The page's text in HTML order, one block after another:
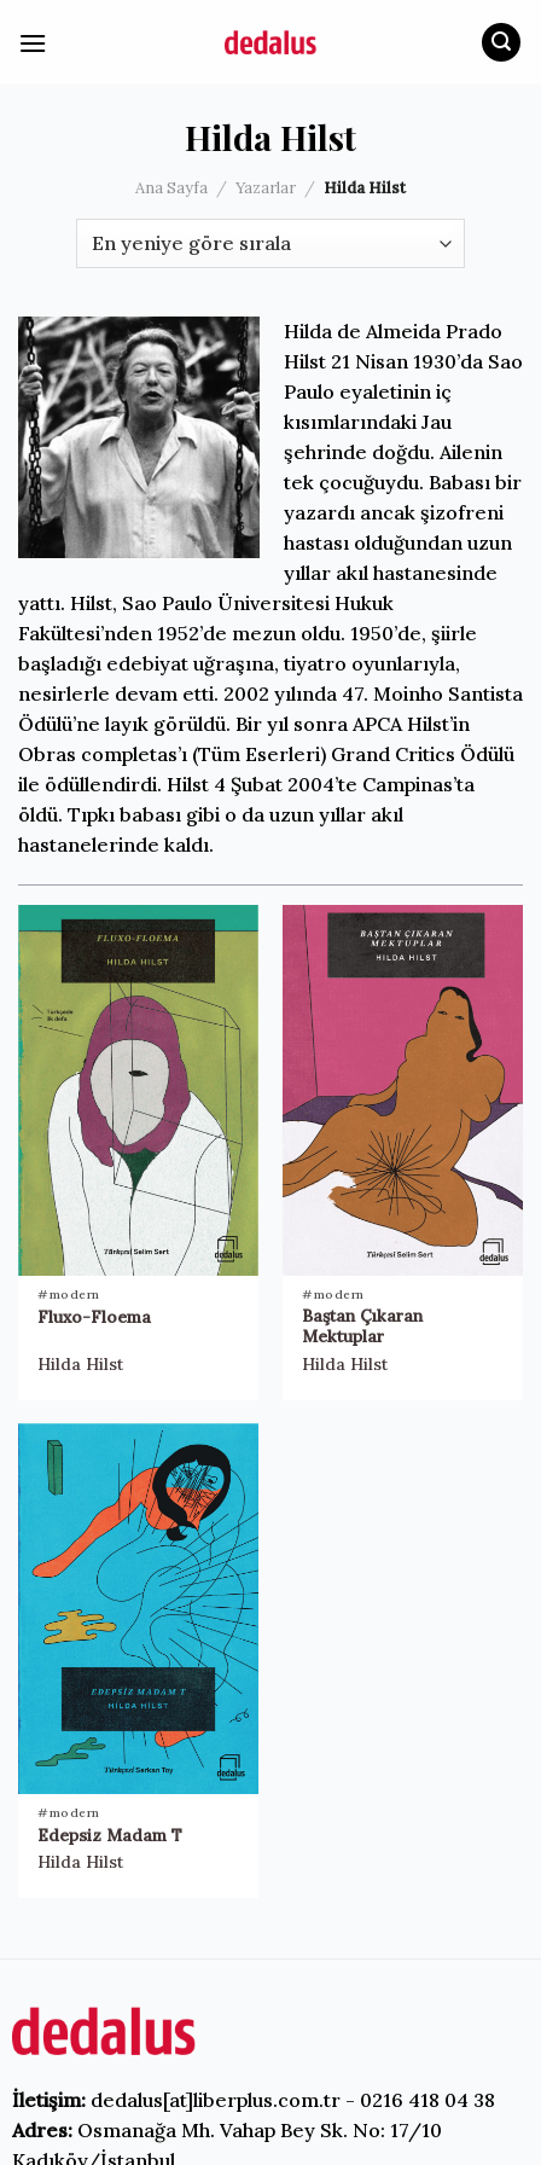
atla
Hilda Hilst
Ana Sayfa / Yazarlar / Hilda Hilst
Hilda de Almeida Prado
Hilst 21 Nisan 1930’da Sao
Paulo eyaletinin iç
kısımlarındaki Jau
şehrinde doğdu. Ailenin
tek çocuğuydu. Babası bir
yazardı ancak şizofreni
hastası olduğundan uzun
yıllar akıl hastanesinde
yattı. Hilst, Sao Paulo Üniversitesi Hukuk
Fakültesi’nden 1952’de mezun oldu. 1950’de, şiirle
başladığı edebiyat uğraşına, tiyatro oyunlarıyla,
nesirlerle devam etti. 2002 yılında 47. Moinho Santista
Ödülü’ne layık görüldü. Bir yıl sonra APCA Hilst’in
Obras completas’ı (Tüm Eserleri) Grand Critics Ödülü
ile ödüllendirdi. Hilst 4 Şubat 2004’te Campinas’ta
öldü. Tıpkı babası gibi o da uzun yıllar akıl
hastanelerinde kaldı.
#modern
Fluxo-Floema
Hilda Hilst
#modern
Baştan Çıkaran
Mektuplar
Hilda Hilst
#modern
Edepsiz Madam T
Hilda Hilst
İletişim:dedalus[at]liberplus.com.tr - 0216 418 04 38
Adres:Osmanağa Mh. Vahap Bey Sk. No: 17/10
Kadıköy/İstanbul